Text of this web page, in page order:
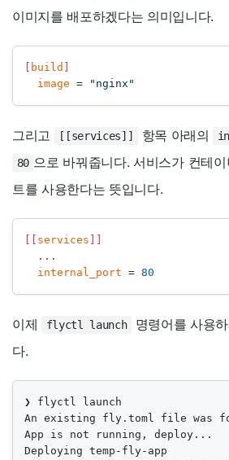
이미지를 배포하겠다는 의미입니다.
build
image = "nginx"
그리고 [[services]] 항목 아래의
80 으로 바꿔줍니다. 서비스가 컨테
트를 사용한다는 뜻입니다.
services
...
internal_port = 80
이제 flyctl launch
명령어를 사용
다.
❯ flyctl launch
An existing fly.toml file was
App is not running, deploy...
Deploying temp-fly-app